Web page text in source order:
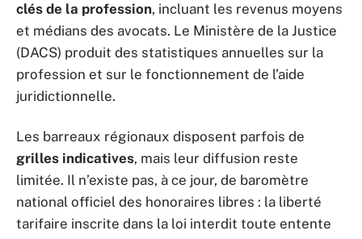
clés de la profession, incluant les revenus moyens
et médians des avocats. Le Ministère de la Justice
(DACS) produit des statistiques annuelles sur la
profession et sur le fonctionnement de l’aide
juridictionnelle.
Les barreaux régionaux disposent parfois de
grilles indicatives, mais leur diffusion reste
limitée. Il n’existe pas, à ce jour, de baromètre
national officiel des honoraires libres : la liberté
tarifaire inscrite dans la loi interdit toute entente